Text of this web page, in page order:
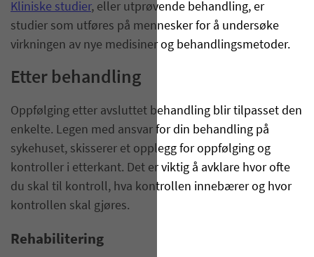
Kliniske studier, eller utprøvende behandling, er
studier som utføres på mennesker for å undersøke
virkningen av nye medisiner og behandlingsmetoder.
Etter behandling
Oppfølging etter avsluttet behandling blir tilpasset den
enkelte. Legen med ansvar for din behandling på
sykehuset, skisserer et opplegg for oppfølging og
kontroller i etterkant. Det er viktig å avklare hvor ofte
du skal til kontroll, hva kontrollen innebærer og hvor
kontrollen skal gjøres.
Rehabilitering